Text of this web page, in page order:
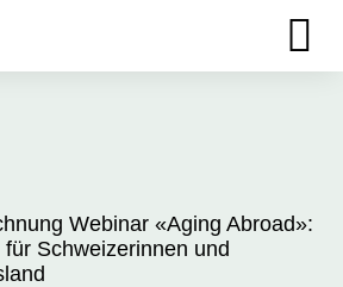
Webinar «Aging Abroad»:
Schweizerinnen und